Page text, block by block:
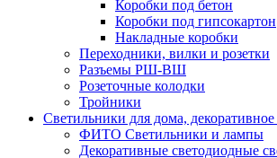
Коробки под бетон
Коробки под гипсокартон
Накладные коробки
Переходники, вилки и розетки
Разъемы РШ-ВШ
Розеточные колодки
Тройники
Светильники для дома,
ФИТО Светильники и лампы
Декоративные светодиодные